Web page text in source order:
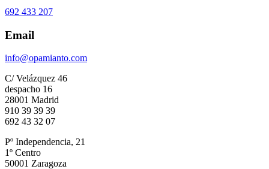
692 433 207
Email
info@opamianto.com
C/ Velázquez 46
despacho 16
28001 Madrid
910 39 39 39
692 43 32 07
Pº Independencia, 21
1º Centro
50001 Zaragoza